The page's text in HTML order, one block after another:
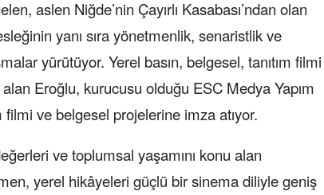
aslen Niğde’nin Çayırlı Kasabası’ndan olan
yanı sıra yönetmenlik, senaristlik ve
yürütüyor. Yerel basın, belgesel, tanıtım filmi
Eroğlu, kurucusu olduğu ESC Medya Yapım
filmi ve belgesel projelerine imza atıyor.
ve toplumsal yaşamını konu alan
yerel hikâyeleri güçlü bir sinema diliyle geniş